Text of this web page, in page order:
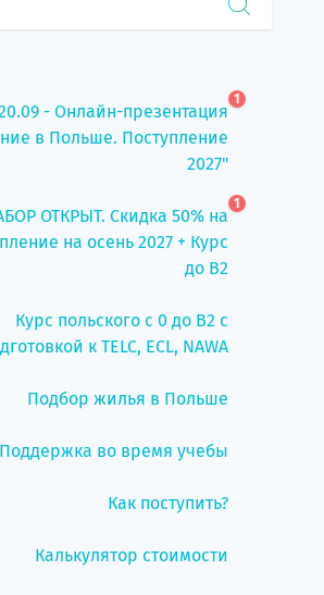
- Онлайн-презентация
в Польше. Поступление
2027"
1
ОТКРЫТ. Скидка 50% на
на осень 2027 + Курс
до B2
1
Курс польского с 0 до B2 с
к TELC, ECL, NAWA
Подбор жилья в Польше
Поддержка во время учебы
Как поступить?
Калькулятор стоимости